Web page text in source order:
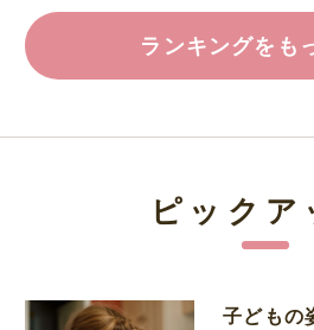
ランキングをも
ピックア
子どもの